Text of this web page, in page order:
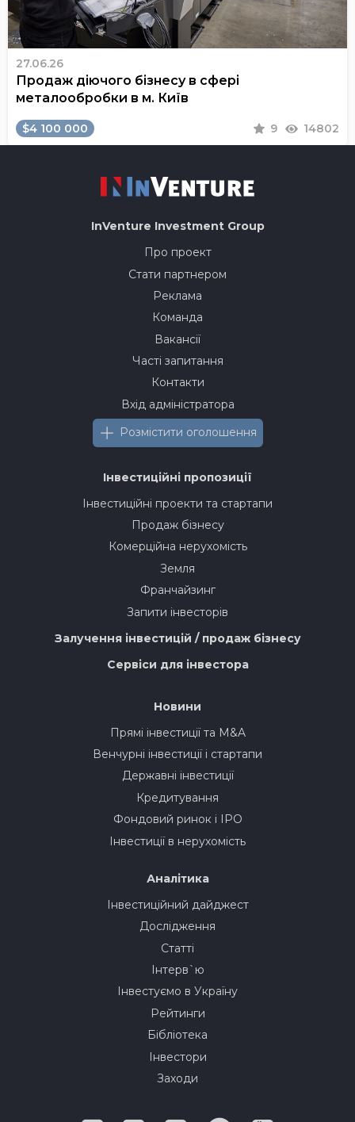
27.06.26
Продаж діючого бізнесу в сфері
металообробки в м. Київ
$4 100 000 9 14802
InVenture Investment Group
Про проект
Стати партнером
Реклама
Команда
Вакансії
Часті запитання
Контакти
Вхід адміністратора
Розмістити оголошення
Інвестиційні пропозиції
Інвестиційні проекти та стартапи
Продаж бізнесу
Комерційна нерухомість
Земля
Франчайзинг
Запити інвесторів
Залучення інвестицій / продаж бізнесу
Сервіси для інвестора
Новини
Прямі інвестиції та M&A
Венчурні інвестиції і стартапи
Державні інвестиції
Кредитування
Фондовий ринок і IPO
Інвестиції в нерухомість
Аналітика
Інвестиційний дайджест
Дослідження
Статті
Інтерв`ю
Інвестуємо в Україну
Рейтинги
Бібліотека
Інвестори
Заходи